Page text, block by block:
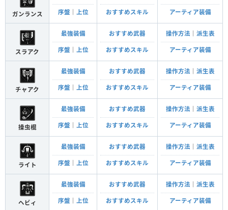
ガンランス 序盤 上位 おすすめスキル アーティア装備
スラアク
最強装備
序盤 上位
おすすめ武器
おすすめスキル
操作方法 派生表
アーティア装備
チャアク
最強装備
序盤 上位
おすすめ武器
おすすめスキル
操作方法 派生表
アーティア装備
操虫棍
最強装備
序盤 上位
おすすめ武器
おすすめスキル
操作方法 派生表
アーティア装備
ライト
最強装備
序盤 上位
おすすめ武器
おすすめスキル
操作方法 派生表
アーティア装備
ヘビィ
最強装備
序盤 上位
おすすめ武器
おすすめスキル
操作方法 派生表
アーティア装備